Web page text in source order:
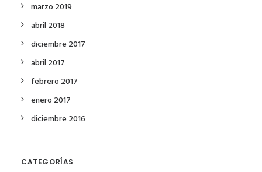
marzo 2019
abril 2018
diciembre 2017
abril 2017
febrero 2017
enero 2017
diciembre 2016
CATEGORÍAS